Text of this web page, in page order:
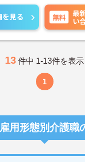
を見る 無料
最
い
13 件中 1-13件を表示
1
用形態別介護職